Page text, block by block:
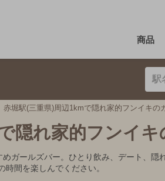
商品
赤堀駅(三重県)周辺1kmで隠れ家的フンイキの
隠れ家的フンイ
ガールズバー。ひとり飲み、デート、
間を楽しんでください。